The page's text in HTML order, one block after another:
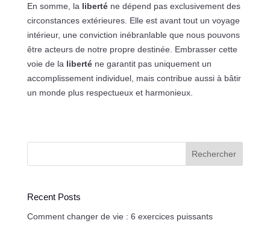
En somme, la liberténe dépend pas exclusivement des
circonstances extérieures. Elle est avant tout un voyage
intérieur, une conviction inébranlable que nous pouvons
être acteurs de notre propre destinée. Embrasser cette
voie de la liberténe garantit pas uniquement un
accomplissement individuel, mais contribue aussi à bâtir
un monde plus respectueux et harmonieux.
Rechercher
Recent Posts
Comment changer de vie : 6 exercices puissants